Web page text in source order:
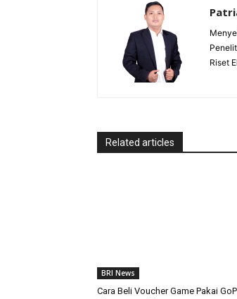
Riset
Related articles
BRI News
Cara Beli Voucher Game Pakai